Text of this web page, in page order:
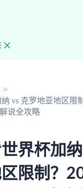
vs 克罗地亚地区限
说全攻略
界杯加
限制？